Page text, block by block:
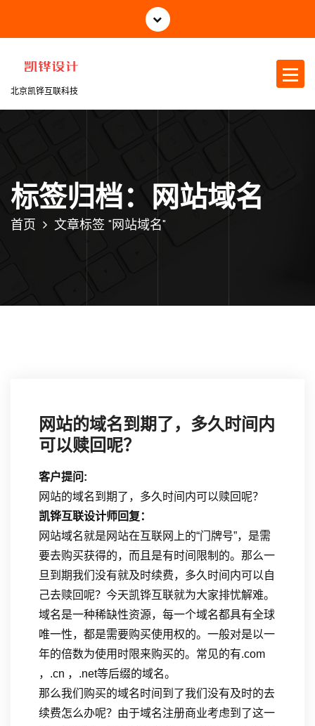
正
北京凯铧互联科技
标签归档：网站域名
首页 文章标签 "网站域名"
网站的域名到期了，多久时间内
可以赎回呢？
客户提问:
网站的域名到期了，多久时间内可以赎回呢？
凯铧互联设计师回复：
网站域名就是网站在互联网上的“门牌号”，是需
要去购买获得的，而且是有时间限制的。那么一
旦到期我们没有就及时续费，多久时间内可以自
己去赎回呢？今天凯铧互联就为大家排忧解难。
域名是一种稀缺性资源，每一个域名都具有全球
唯一性，都是需要购买使用权的。一般对是以一
年的倍数为使用时限来购买的。常见的有.com
，.cn ，.net等后缀的域名。
那么我们购买的域名时间到了我们没有及时的去
续费怎么办呢？由于域名注册商业考虑到了这一